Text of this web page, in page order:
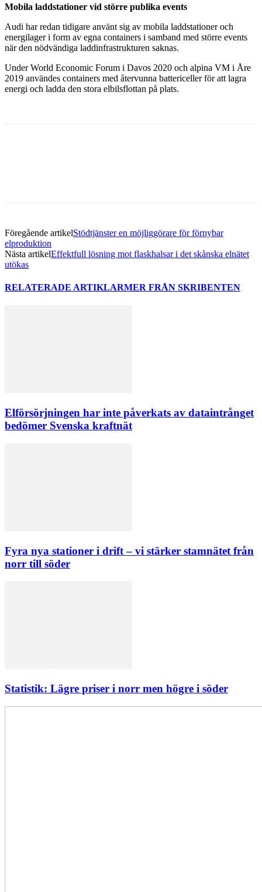
Mobila laddstationer vid större publika events
Audi har redan tidigare använt sig av mobila laddstationer och
energilager i form av egna containers i samband med större events
när den nödvändiga laddinfrastrukturen saknas.
Under World Economic Forum i Davos 2020 och alpina VM i Åre
2019 användes containers med återvunna battericeller för att lagra
energi och ladda den stora elbilsflottan på plats.
Föregående artikelStödtjänster en möjliggörare för förnybar
elproduktion
Nästa artikelEffektfull lösning mot flaskhalsar i det skånska elnätet
utökas
RELATERADE ARTIKLARMER FRÅN SKRIBENTEN
Elförsörjningen har inte påverkats av dataintrånget
bedömer Svenska kraftnät
Fyra nya stationer i drift – vi stärker stamnätet från
norr till söder
Statistik: Lägre priser i norr men högre i söder